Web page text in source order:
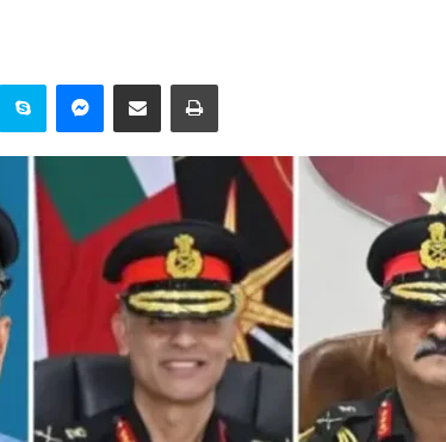
Skype Messenger
Share via Email Print